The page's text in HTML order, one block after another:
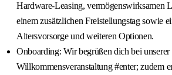
Hardware-Leasing, vermögenswirksamen
einem zusätzlichen Freistellungstag sowie
Altersvorsorge und weiteren Optionen.
Onboarding: Wir begrüßen dich bei unserer
Willkommensveranstaltung #enter; zudem